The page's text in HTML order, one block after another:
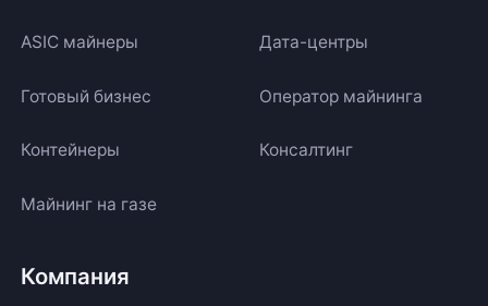
ASIC майнеры
Готовый бизнес
Контейнеры
Майнинг на газе
Дата-центры
Оператор майнинга
Консалтинг
Компания